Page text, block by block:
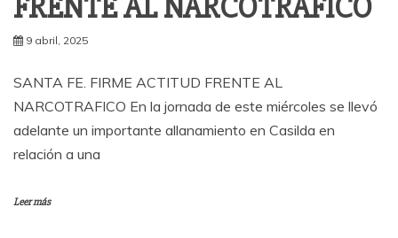
FRENTE AL NARCOTRAFICO
9 abril, 2025
SANTA FE. FIRME ACTITUD FRENTE AL
NARCOTRAFICO En la jornada de este miércoles se llevó
adelante un importante allanamiento en Casilda en
relación a una
Leer más